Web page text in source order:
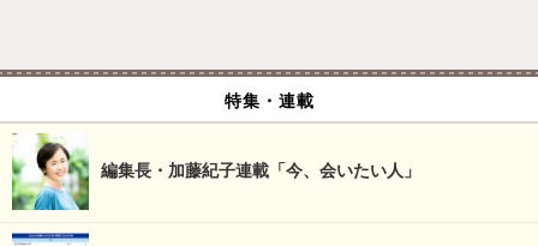
特集・連載
編集長・加藤紀子連載「今、会いたい人」